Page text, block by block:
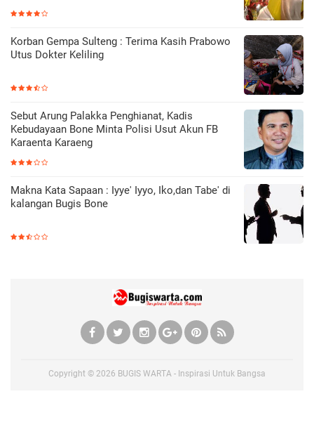
Korban Gempa Sulteng : Terima Kasih Prabowo
Utus Dokter Keliling
Sebut Arung Palakka Penghianat, Kadis
Kebudayaan Bone Minta Polisi Usut Akun FB
Karaenta Karaeng
Makna Kata Sapaan : Iyye' Iyyo, Iko,dan Tabe' di
kalangan Bugis Bone
Copyright © 2026 BUGIS WARTA - Inspirasi Untuk Bangsa